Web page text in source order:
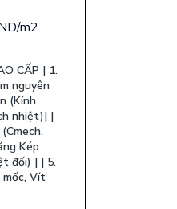
m2
CẤP | 1.
nguyên
(Kính
nhiệt)| |
Kép
đối) | | 5.
mốc, Vít